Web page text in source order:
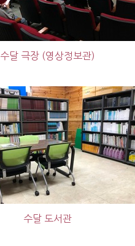
수달 극장 (영상정보관)
수달 도서관